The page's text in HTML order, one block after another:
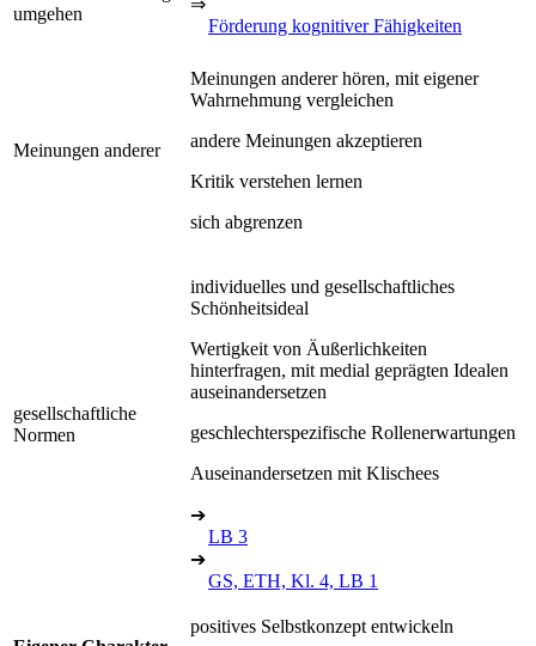
umgehen
Förderung kognitiver Fähigkeiten
Meinungen anderer
Meinungen anderer hören, mit eigener
Wahrnehmung vergleichen
andere Meinungen akzeptieren
Kritik verstehen lernen
sich abgrenzen
gesellschaftliche
Normen
individuelles und gesellschaftliches
Schönheitsideal
Wertigkeit von Äußerlichkeiten
hinterfragen, mit medial geprägten Idealen
auseinandersetzen
geschlechterspezifische Rollenerwartungen
Auseinandersetzen mit Klischees
➔
LB 3
➔
GS, ETH, Kl. 4, LB 1
positives Selbstkonzept entwickeln